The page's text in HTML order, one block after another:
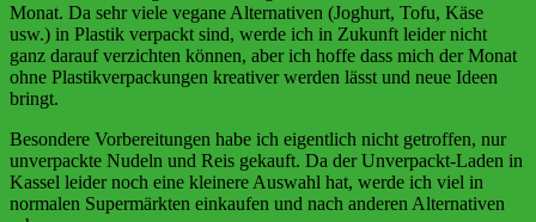
Monat. Da sehr viele vegane Alternativen (Joghurt, Tofu, Käse
usw.) in Plastik verpackt sind, werde ich in Zukunft leider nicht
ganz darauf verzichten können, aber ich hoffe dass mich der Monat
ohne Plastikverpackungen kreativer werden lässt und neue Ideen
bringt.
Besondere Vorbereitungen habe ich eigentlich nicht getroffen, nur
unverpackte Nudeln und Reis gekauft. Da der Unverpackt-Laden in
Kassel leider noch eine kleinere Auswahl hat, werde ich viel in
normalen Supermärkten einkaufen und nach anderen Alternativen